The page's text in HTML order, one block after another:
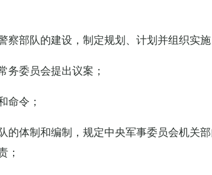
察部队的建设，制定规划、计划并组织实
务委员会提出议案；
命令；
的体制和编制，规定中央军事委员会机关
；